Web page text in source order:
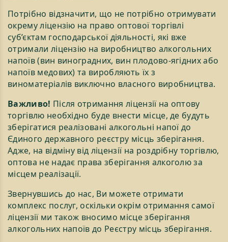
Потрібно відзначити, що не потрібно отримувати
окрему ліцензію на право оптової торгівлі
суб’єктам господарської діяльності, які вже
отримали ліцензію на виробництво алкогольних
напоїв (вин виноградних, вин плодово-ягідних або
напоїв медових) та виробляють їх з
виноматеріалів виключно власного виробництва.
Важливо! Після oтримання ліцензії на оптову
торгівлю необхідно буде внести місце, де будуть
зберігатися реалізовані алкогольні напої до
Єдиного державного реєстру місць зберігання.
Адже, на відміну від ліцензії на роздрібну торгівлю,
оптова не надає права зберігання алкоголю за
місцем реалізації.
Звернувшись до нас, Ви можете отримати
комплекс послуг, оскільки окрім отримання самої
ліцензії ми також вносимо місце зберігання
алкогольних напоїв до Реєстру місць зберігання.